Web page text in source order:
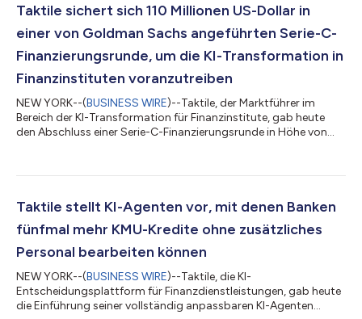
Taktile sichert sich 110 Millionen US-Dollar in
einer von Goldman Sachs angeführten Serie-C-
Finanzierungsrunde, um die KI-Transformation in
Finanzinstituten voranzutreiben
NEW YORK--(BUSINESS WIRE)--Taktile, der Marktführer im
Bereich der KI-Transformation für Finanzinstitute, gab heute
den Abschluss einer Serie-C-Finanzierungsrunde in Höhe von
waren außerdem Balderton Capital, Index Ventures, Tiger
Wissenswertes auf einen Blick Taktile ermöglicht es Banken und
Versicherungen, sich zu KI-nativen Or...
Taktile stellt KI-Agenten vor, mit denen Banken
fünfmal mehr KMU-Kredite ohne zusätzliches
Personal bearbeiten können
NEW YORK--(BUSINESS WIRE)--Taktile, die KI-
Entscheidungsplattform für Finanzdienstleistungen, gab heute
die Einführung seiner vollständig anpassbaren KI-Agenten